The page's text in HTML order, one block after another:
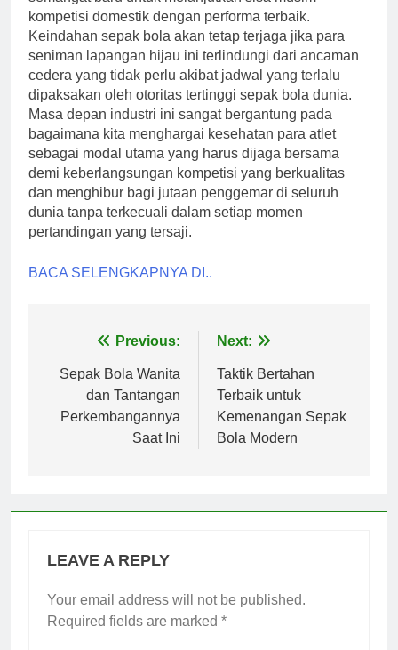
kompetisi domestik dengan performa terbaik.
Keindahan sepak bola akan tetap terjaga jika para
seniman lapangan hijau ini terlindungi dari ancaman
cedera yang tidak perlu akibat jadwal yang terlalu
dipaksakan oleh otoritas tertinggi sepak bola dunia.
Masa depan industri ini sangat bergantung pada
bagaimana kita menghargai kesehatan para atlet
sebagai modal utama yang harus dijaga bersama
demi keberlangsungan kompetisi yang berkualitas
dan menghibur bagi jutaan penggemar di seluruh
dunia tanpa terkecuali dalam setiap momen
pertandingan yang tersaji.
BACA SELENGKAPNYA DI..
navigation
Previous:
Sepak Bola Wanita
dan Tantangan
Perkembangannya
Saat Ini
Next:
Taktik Bertahan
Terbaik untuk
Kemenangan Sepak
Bola Modern
LEAVE A REPLY
Your email address will not be published.
Required fields are marked *